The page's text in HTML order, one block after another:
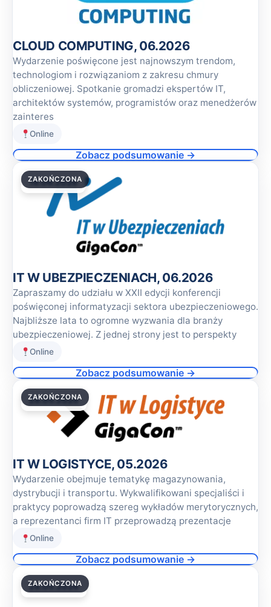
CLOUD COMPUTING, 06.2026
Wydarzenie poświęcone jest najnowszym trendom,
technologiom i rozwiązaniom z zakresu chmury
obliczeniowej. Spotkanie gromadzi ekspertów IT,
architektów systemów, programistów oraz menedżerów
zainteres
Online
Zobacz podsumowanie →
18.06.2026
ZAKOŃCZONA
IT W UBEZPIECZENIACH, 06.2026
Zapraszamy do udziału w XXII edycji konferencji
poświęconej informatyzacji sektora ubezpieczeniowego.
Najbliższe lata to ogromne wyzwania dla branży
ubezpieczeniowej. Z jednej strony jest to perspekty
Online
Zobacz podsumowanie →
28.05.2026
ZAKOŃCZONA
IT W LOGISTYCE, 05.2026
Wydarzenie obejmuje tematykę magazynowania,
dystrybucji i transportu. Wykwalifikowani specjaliści i
praktycy poprowadzą szereg wykładów merytorycznych,
a reprezentanci firm IT przeprowadzą prezentacje
Online
Zobacz podsumowanie →
28.05.2026
ZAKOŃCZONA